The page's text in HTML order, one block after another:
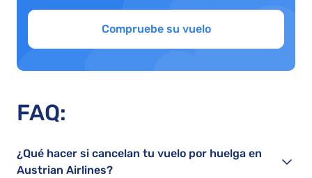
Compruebe su vuelo
FAQ:
¿Qué hacer si cancelan tu vuelo por huelga en
Austrian Airlines?